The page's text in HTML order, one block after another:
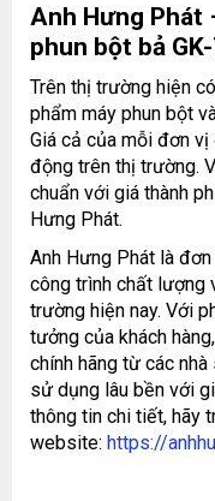
Anh Hưng Phát
phun bột bả
Trên thị trường hiện
phẩm máy phun bột
Giá cả của mỗi đơn
động trên thị trường.
chuẩn với giá thành
Hưng Phát.
Anh Hưng Phát là
công trình chất lượng
trường hiện nay. Với
tưởng của khách
chính hãng từ các
sử dụng lâu bền với
thông tin chi tiết, hãy
website: https://